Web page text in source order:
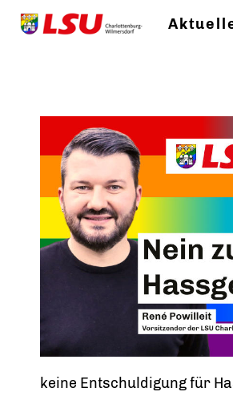
keine Entschuldigung für